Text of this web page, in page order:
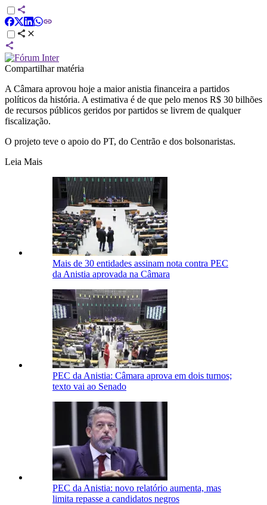
Compartilhar matéria
A Câmara aprovou hoje a maior anistia financeira a partidos
políticos da história. A estimativa é de que pelo menos R$ 30 bilhões
de recursos públicos geridos por partidos se livrem de qualquer
fiscalização.
O projeto teve o apoio do PT, do Centrão e dos bolsonaristas.
Leia Mais
Mais de 30 entidades assinam nota contra PEC
da Anistia aprovada na Câmara
PEC da Anistia: Câmara aprova em dois turnos;
texto vai ao Senado
PEC da Anistia: novo relatório aumenta, mas
limita repasse a candidatos negros